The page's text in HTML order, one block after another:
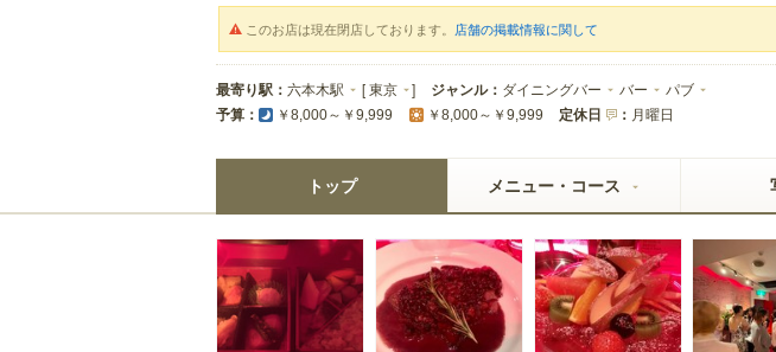
このお店は現在閉店しております。 店舗の掲載情報に関して
最寄り駅： 六本木駅 [東京 ] ジャンル： ダイニングバー バー パブ
予算： ￥8,000～￥9,999 ￥8,000～￥9,999 定休日 ： 月曜日
トップ メニュー・コース